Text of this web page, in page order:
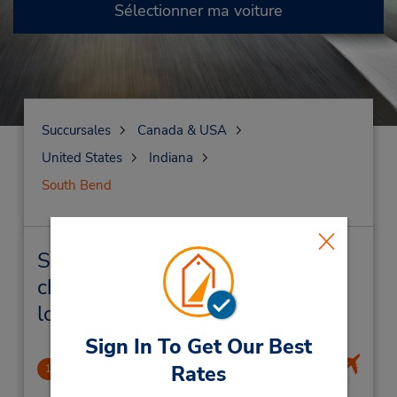
Sign In To Get Our Best
Rates
Sélectionner ma voiture
Succursales
Canada & USA
United States
Indiana
South Bend
South Bend Succursales près de
chez vous et succursales de
location de véhicule
1 South Bend Intl Airport